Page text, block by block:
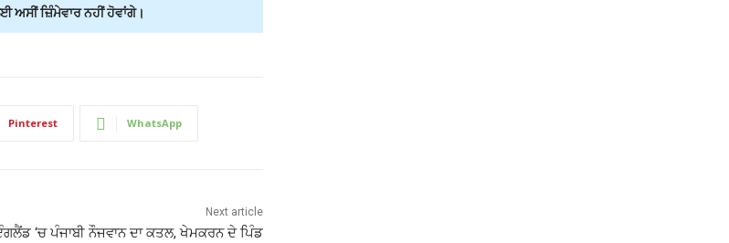
ਜ਼ਿੰਮੇਵਾਰ ਨਹੀਂ ਹੋਵਾਂਗੇ।
Pinterest WhatsApp
Next article
‘ਚ ਪੰਜਾਬੀ ਨੌਜਵਾਨ ਦਾ ਕਤਲ, ਖੇਮਕਰਨ ਦੇ ਪਿੰਡ